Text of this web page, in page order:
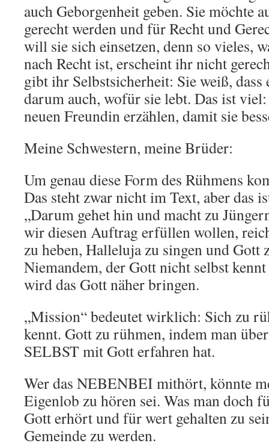
auch Geborgenheit geben. Sie möchte
gerecht werden und für Recht und
will sie sich einsetzen, denn so vieles,
nach Recht ist, erscheint ihr nicht
gibt ihr Selbstsicherheit: Sie weiß,
darum auch, wofür sie lebt. Das ist
neuen Freundin erzählen, damit sie
Meine Schwestern, meine Brüder:
Um genau diese Form des Rühmens
Das steht zwar nicht im Text, aber das
„Darum gehet hin und macht zu
wir diesen Auftrag erfüllen wollen,
zu heben, Halleluja zu singen und Gott
Niemandem, der Gott nicht selbst
wird das Gott näher bringen.
„Mission“ bedeutet wirklich: Sich zu
kennt. Gott zu rühmen, indem man
SELBST mit Gott erfahren hat.
Wer das NEBENBEI mithört, könnte
Eigenlob zu hören sei. Was man doch
Gott erhört und für wert gehalten zu
Gemeinde zu werden.